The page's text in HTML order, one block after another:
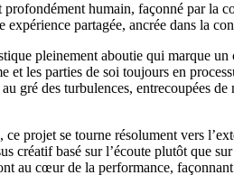
humain, façonné par la
partagée, ancrée dans la
pleinement aboutie qui marque
les parties de soi toujours en
gré des turbulences, entrecoupées
projet se tourne résolument vers
basé sur l’écoute plutôt que
au cœur de la performance,